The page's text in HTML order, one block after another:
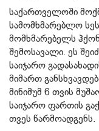
საქართველოში
სამომხმარებლო
მომხმარებელს
შემოსავალი. ეს
საიჯარო
მიმართ
მინიმუმ 6 თვის
საიჯარო ფართის
თვეს წარმოადგენს.